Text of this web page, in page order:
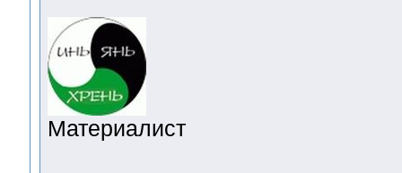
Материалист